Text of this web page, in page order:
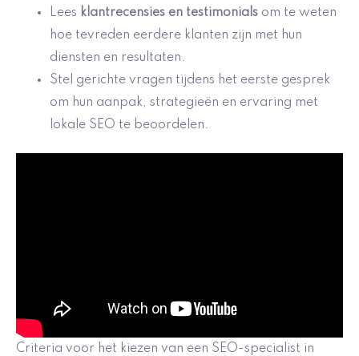
Lees klantrecensies en testimonials om te weten
hoe tevreden eerdere klanten zijn met hun
diensten en resultaten.
Stel gerichte vragen tijdens het eerste gesprek
om hun aanpak, strategieën en ervaring met
lokale SEO te beoordelen.
Criteria voor het kiezen van een SEO-specialist in